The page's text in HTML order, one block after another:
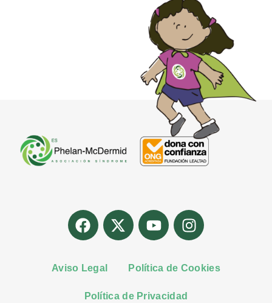
Aviso Legal Política de Cookies
Política de Privacidad